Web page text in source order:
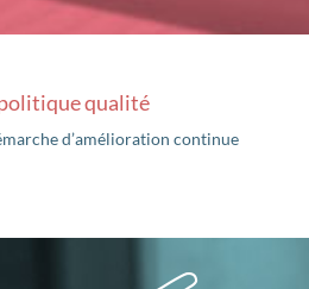
qualité
d’amélioration continue